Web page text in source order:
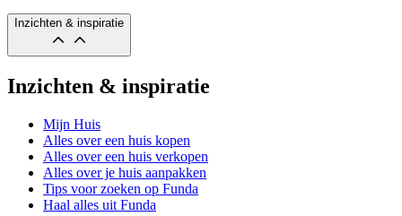
Inzichten & inspiratie
Inzichten & inspiratie
Mijn Huis
Alles over een huis kopen
Alles over een huis verkopen
Alles over je huis aanpakken
Tips voor zoeken op Funda
Haal alles uit Funda